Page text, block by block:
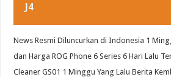
J4
News Resmi Diluncurkan di Indonesia 1
dan Harga ROG Phone 6 Series 6 Hari Lalu
Cleaner GS01 1 Minggu Yang Lalu Berita